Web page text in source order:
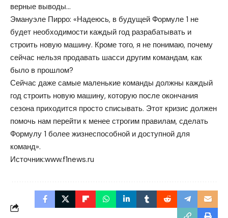
верные выводы…
Эмануэле Пирро: «Надеюсь, в будущей Формуле 1 не
будет необходимости каждый год разрабатывать и
строить новую машину. Кроме того, я не понимаю, почему
сейчас нельзя продавать шасси другим командам, как
было в прошлом?
Сейчас даже самые маленькие команды должны каждый
год строить новую машину, которую после окончания
сезона приходится просто списывать. Этот кризис должен
помочь нам перейти к менее строгим правилам, сделать
Формулу 1 более жизнеспособной и доступной для
команд».
Источник:www.f1news.ru